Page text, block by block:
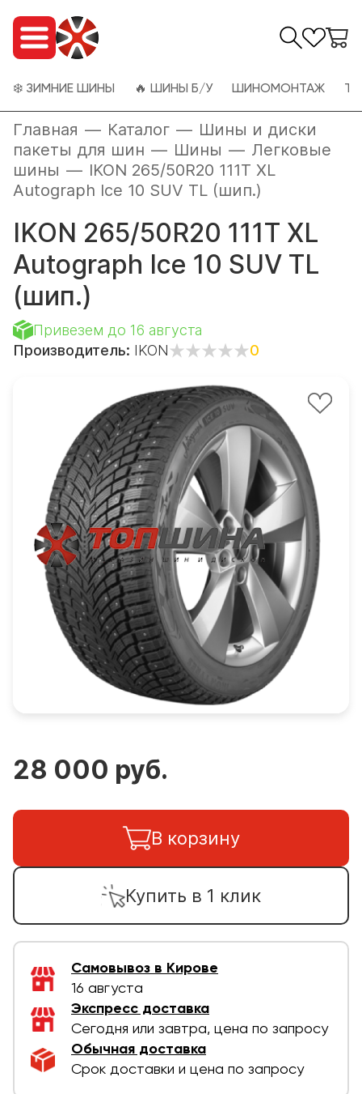
❄️ ЗИМНИЕ ШИНЫ 🔥 ШИНЫ Б/У ШИНОМОНТАЖ
Главная — Каталог — Шины и диски
пакеты для шин — Шины — Легковые
шины — IKON 265/50R20 111T XL
Autograph Ice 10 SUV TL (шип.)
IKON 265/50R20 111T XL
Autograph Ice 10 SUV TL
(шип.)
Привезем до 16 августа
Производитель: IKON 0
28 000 руб.
В корзину
Купить в 1 клик
Самовывоз в Кирове
16 августа
Экспресс доставка
Сегодня или завтра, цена по запросу
Обычная доставка
Срок доставки и цена по запросу